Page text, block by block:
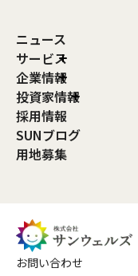
ニュース
サービス
企業情報
投資家情報
採用情報
SUNブログ
用地募集
お問い合わせ